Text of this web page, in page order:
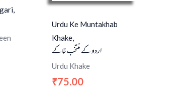
Urdu Ke Muntakhab
Khake,
اردو کے منتخب خاکے
Urdu Khake
₹75.00